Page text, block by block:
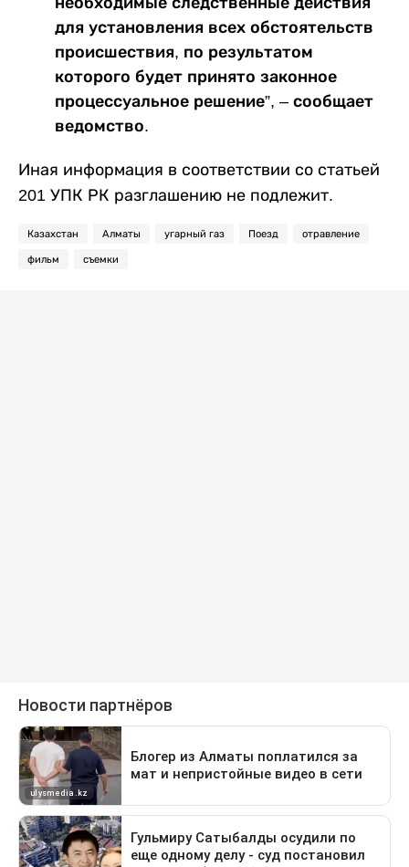
для установления всех обстоятельств
происшествия, по результатом
которого будет принято законное
процессуальное решение”, – сообщает
ведомство.
Иная информация в соответствии со статьей
201 УПК РК разглашению не подлежит.
Казахстан Алматы угарный газ Поезд отравление
фильм съемки